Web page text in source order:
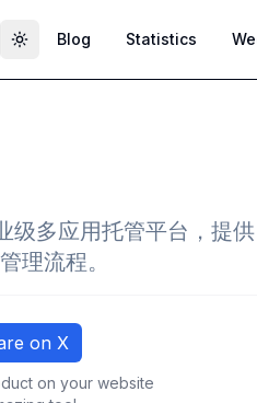
Toggle theme
Blog Statistics
多应用托管平台，提
理流程。
on X
on your website